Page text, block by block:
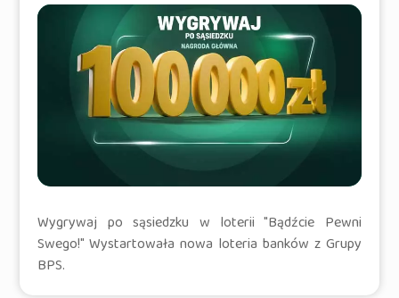
Wygrywaj po sąsiedzku w loterii "Bądźcie Pewni
Swego!" Wystartowała nowa loteria banków z Grupy
BPS.